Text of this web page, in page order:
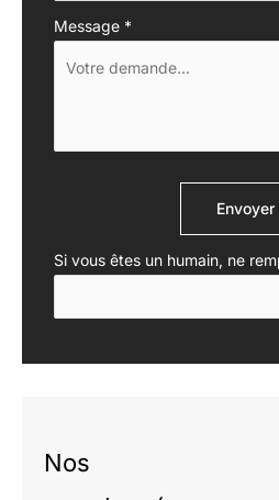
Message *
Envoyer
Si vous êtes un humain, ne
Nos